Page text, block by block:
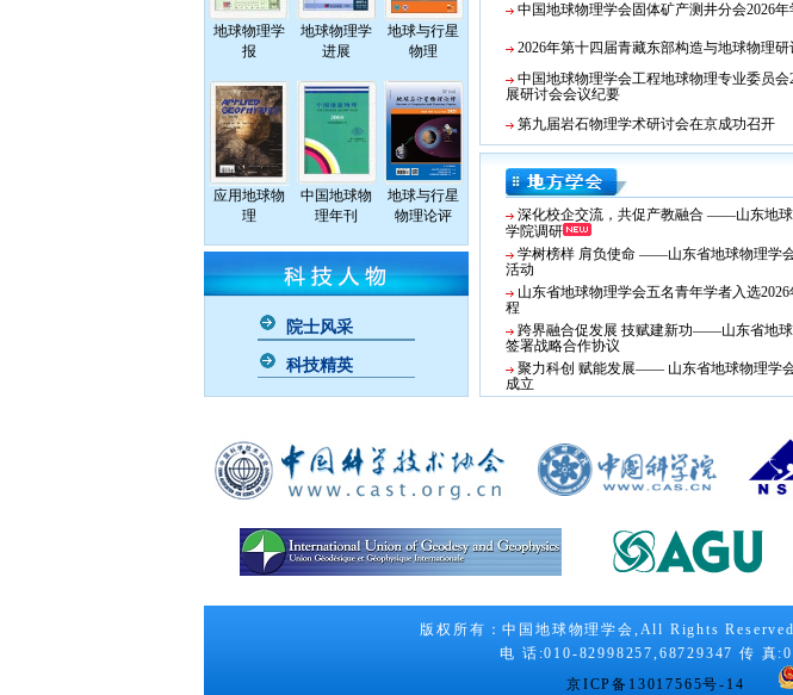
地球物理学
报
地球物理学
进展
地球与行星
物理
应用地球物
理
中国地球物
理年刊
地球与行星
物理论评
院士风采
科技精英
中国地球物理学会固体矿产测井分会2026
2026年第十四届青藏东部构造与地球物理
中国地球物理学会工程地球物理专业委员
展研讨会会议纪要
第九届岩石物理学术研讨会在京成功召开
深化校企交流，共促产教融合 ——山东地
学院调研
学树榜样 肩负使命 ——山东省地球物理学
活动
山东省地球物理学会五名青年学者入选
程
跨界融合促发展 技赋建新功——山东省地
签署战略合作协议
聚力科创 赋能发展—— 山东省地球物理学
成立
版权所有：中国地球物理学会,All Rights
电 话:010-82998257,68729347 传 真
京ICP备13017565号-14